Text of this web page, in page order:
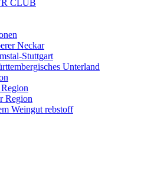
CLUB
Neckar
Stuttgart
Unterland
Region
Weingut rebstoff